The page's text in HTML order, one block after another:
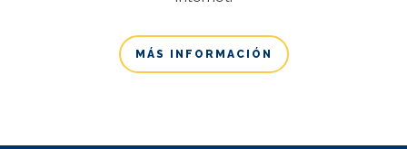
MÁS INFORMACIÓN